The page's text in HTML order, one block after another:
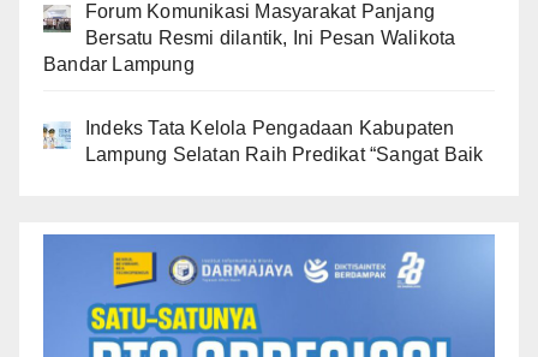
Forum Komunikasi Masyarakat Panjang
Bersatu Resmi dilantik, Ini Pesan Walikota
Bandar Lampung
Indeks Tata Kelola Pengadaan Kabupaten
Lampung Selatan Raih Predikat “Sangat Baik